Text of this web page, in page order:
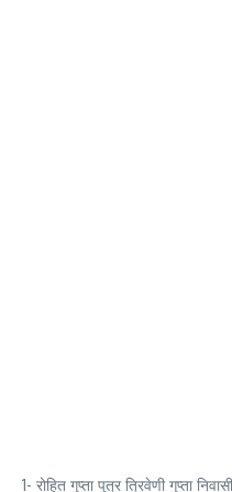
1- रोहित गुप्ता पुत्र त्रिवेणी गुप्ता